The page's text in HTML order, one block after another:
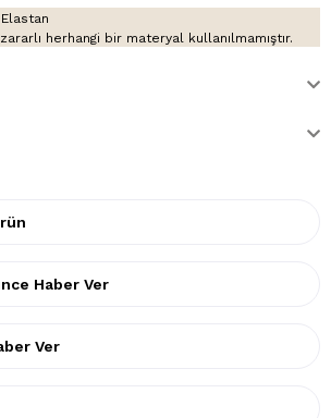
herhangi bir materyal kullanılmamıştır.
Haber Ver
Ver